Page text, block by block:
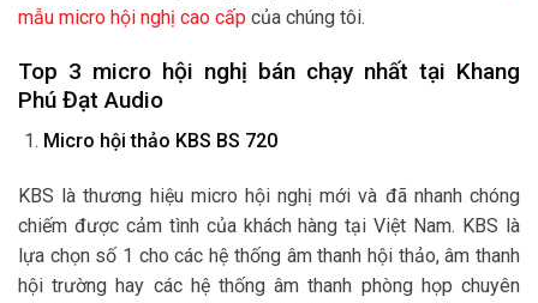
mẫu micro hội nghị cao cấp của chúng tôi.
Top 3 micro hội nghị bán chạy nhất tại Khang
Phú Đạt Audio
Micro hội thảo KBS BS 720
KBS là thương hiệu micro hội nghị mới và đã nhanh chóng
chiếm được cảm tình của khách hàng tại Việt Nam. KBS là
lựa chọn số 1 cho các hệ thống âm thanh hội thảo, âm thanh
hội trường hay các hệ thống âm thanh phòng họp chuyên